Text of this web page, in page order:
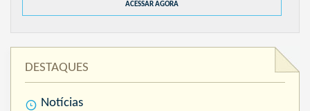
ACESSAR AGORA
DESTAQUES
Notícias